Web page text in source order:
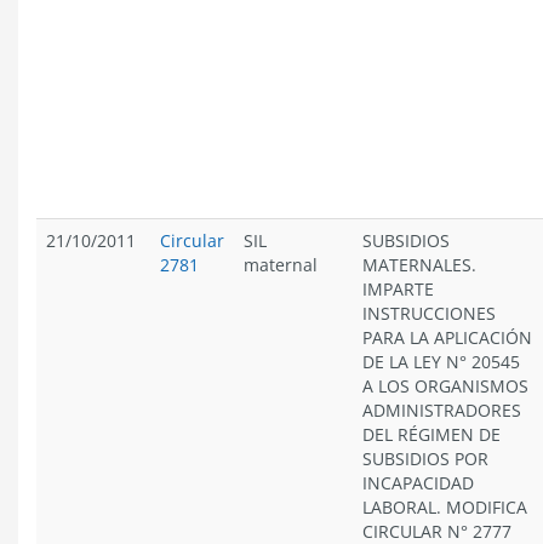
21/10/2011
Circular
2781
SIL
maternal
SUBSIDIOS
MATERNALES.
IMPARTE
INSTRUCCIONES
PARA LA APLICACIÓN
DE LA LEY N° 20545
A LOS ORGANISMOS
ADMINISTRADORES
DEL RÉGIMEN DE
SUBSIDIOS POR
INCAPACIDAD
LABORAL. MODIFICA
CIRCULAR N° 2777